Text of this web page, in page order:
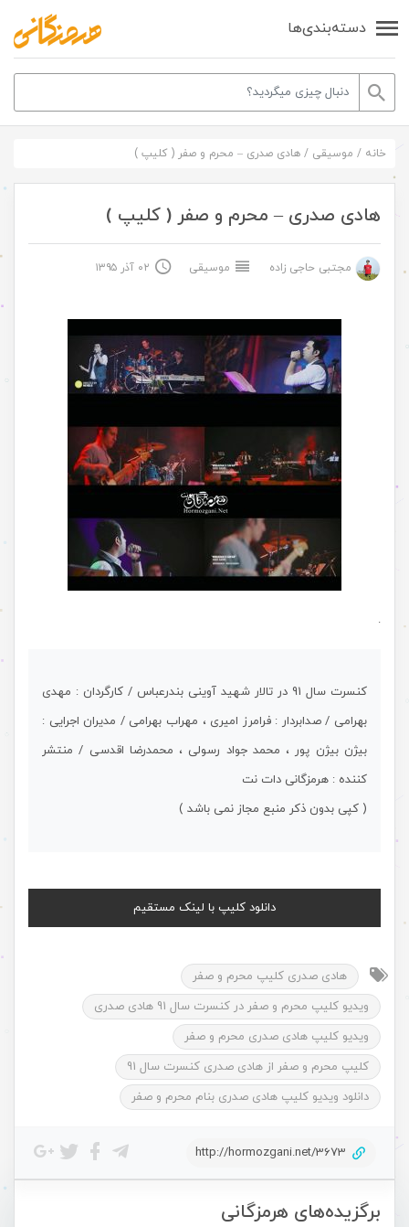
دسته‌بندی‌ها
برگزیده‌های هرمزگانی
خانه / موسیقی / هادی صدری – محرم و صفر ( کلیپ )
هادی صدری – محرم و صفر ( کلیپ )
مجتبی حاجی زاده موسیقی ۰۲ آذر ۱۳۹۵
.
کنسرت سال 91 در تالار شهید آوینی بندرعباس / کارگردان : مهدی
بهرامی / صدابردار : فرامرز امیری ، مهراب بهرامی / مدیران اجرایی :
بیژن بیژن پور ، محمد جواد رسولی ، محمدرضا اقدسی / منتشر
کننده : هرمزگانی دات نت
( کپی بدون ذکر منبع مجاز نمی باشد )
دانلود کلیپ با لینک مستقیم
هادی صدری کلیپ محرم و صفر
ویدیو کلیپ محرم و صفر در کنسرت سال 91 هادی صدری
ویدیو کلیپ هادی صدری محرم و صفر
کلیپ محرم و صفر از هادی صدری کنسرت سال 91
دانلود ویدیو کلیپ هادی صدری بنام محرم و صفر
http://hormozgani.net/3673